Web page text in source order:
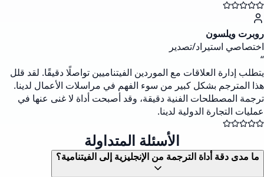
روبرت ويلسون
اختصاصي استيراد/تصدير
“
يتطلب إدارة العلاقات مع الموردين الفيتناميين تواصلًا دقيقًا. لقد قلل
هذا المترجم بشكل كبير من سوء الفهم في مراسلات الأعمال لدينا.
ترجمة المصطلحات الفنية دقيقة، وقد أصبحت أداة لا غنى عنها في
عمليات التجارة الدولية لدينا.
الأسئلة المتداولة
ما مدى دقة أداة الترجمة من الإنجليزية إلى الفيتنامية؟